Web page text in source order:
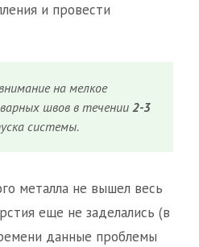
и провести
на мелкое
швов в течении2-3
системы.
металла не вышел весь
еще не заделались (в
данные проблемы